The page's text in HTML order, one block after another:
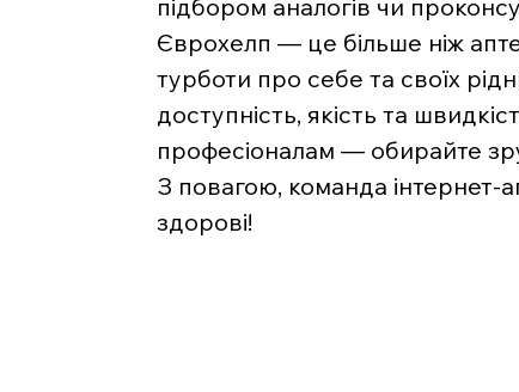
підбором аналогів чи
Єврохелп — це більше ніж
турботи про себе та своїх
доступність, якість та
професіоналам — обирайте
З повагою, команда інтернет-
здорові!